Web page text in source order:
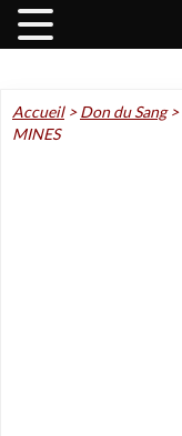
Accueil>Don du Sang>
MINES